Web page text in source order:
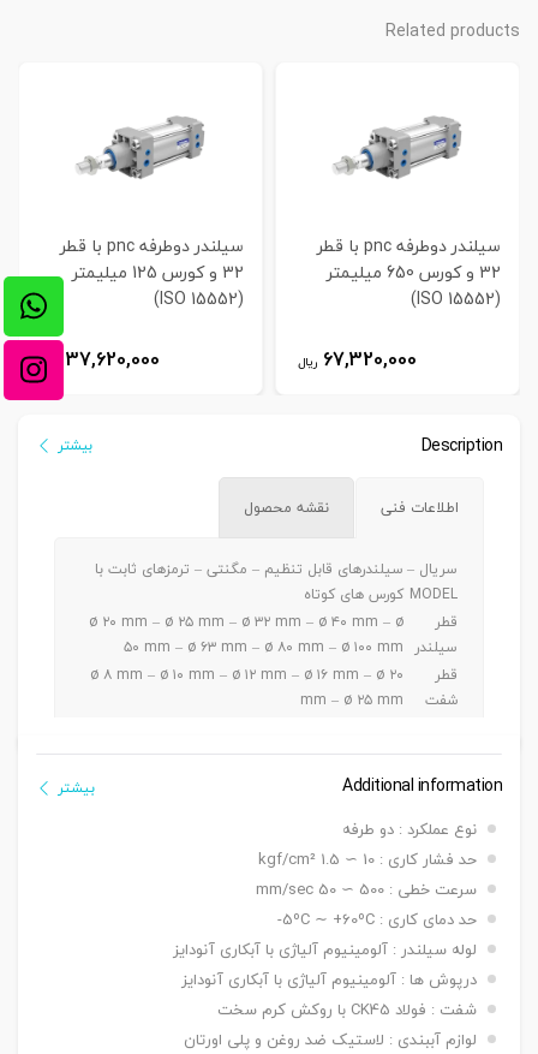
Related products
سیلندر دوطرفه pnc با قطر
32 و کورس 650 میلیمتر
(ISO 15552)
67,320,000 ریال
سیلندر دوطرفه pnc با قطر
32 و کورس 125 میلیمتر
(ISO 15552)
37,620,000 ریال
Description بیشتر
اطلاعات فنی نقشه محصول
سریال –
MODEL
سیلندرهای قابل تنظیم – مگنتی – ترمزهای ثابت با
کورس های کوتاه
قطر
سیلندر
ø ۲۰ mm – ø ۲۵ mm – ø ۳۲ mm – ø ۴۰ mm – ø
۵۰ mm – ø ۶۳ mm – ø ۸۰ mm – ø ۱۰۰ mm
قطر
شفت
ø ۸ mm – ø ۱۰ mm – ø ۱۲ mm – ø ۱۶ mm – ø ۲۰
mm – ø ۲۵ mm
~ 50 mm / ø ۶۳-۸۰-۱۰۰mm a 5 ~ 100 mm
دنده
دنده ماندگی ,دنده نری
بست
نصبی
شاخه مادگی Y – بست چشمی FI – بست شناور FC
سنسور KT 33 R
تعداد
سنسور
یک عدد ,دو عدد
Additional information
نوع عملکرد : دو طرفه
حد فشار کاری : 10 ∼ 1.5 kgf/cm²
سرعت خطی : 500 ∼ 50 mm/sec
حد دمای کاری : 5ºC ∼ +60ºC-
لوله سیلندر : آلومینیوم آلیاژی با آبکاری آنودایز
درپوش ها : آلومینیوم آلیاژی با آبکاری آنودایز
شفت : فولاد CK45 با روکش کرم سخت
لوازم آببندی : لاستیک ضد روغن و پلی اورتان
بیشتر